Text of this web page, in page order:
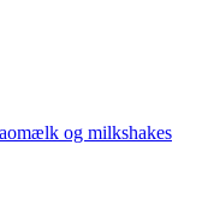
og milkshakes